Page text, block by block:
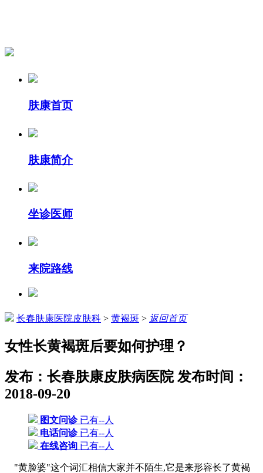
肤康首页
肤康简介
坐诊医师
来院路线
长春肤康医院皮肤科 > 黄褐斑 > 返回首页
女性长黄褐斑后要如何护理？
发布：长春肤康皮肤病医院发布时间：
2018-09-20
图文问诊已有--人
电话问诊已有--人
在线咨询 已有--人
"黄脸婆"这个词汇相信大家并不陌生,它是来形容长了黄褐